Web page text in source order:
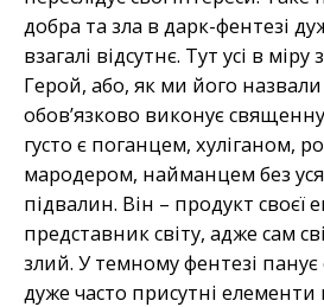
добра та зла в дарк-фентезі
взагалі відсутнє. Тут усі в міру
Герой, або, як ми його
обов’язково виконує священну
густо є поганцем, хуліганом,
мародером, найманцем без
підвалин. Він – продукт своєї
представник світу, адже сам
злий. У темному фентезі панує
дуже часто присутні елементи